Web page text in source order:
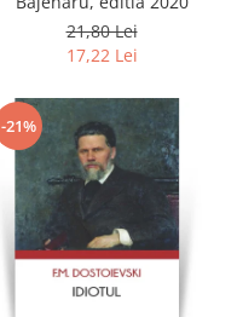
21,80 Lei
17,22 Lei
-21%